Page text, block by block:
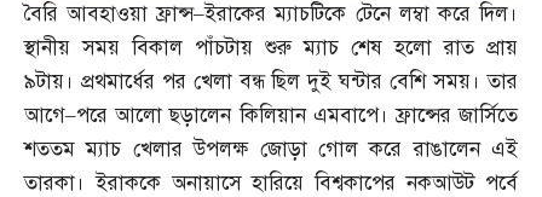
বৈরি আবহাওয়া ফ্রান্স–ইরাকের ম্যাচটিকে টেনে লম্বা করে দিল।
স্থানীয় সময় বিকাল পাঁচটায় শুরু ম্যাচ শেষ হলো রাত প্রায়
৯টায়। প্রথমার্ধের পর খেলা বন্ধ ছিল দুই ঘন্টার বেশি সময়। তার
আগে–পরে আলো ছড়ালেন কিলিয়ান এমবাপে। ফ্রান্সের জার্সিতে
শততম ম্যাচ খেলার উপলক্ষ জোড়া গোল করে রাঙালেন এই
তারকা। ইরাককে অনায়াসে হারিয়ে বিশ্বকাপের নকআউট পর্বে